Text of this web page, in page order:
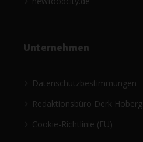
Unternehmen
Datenschutzbestimmungen
Redaktionsbüro Derk Hoberg
Cookie-Richtlinie (EU)